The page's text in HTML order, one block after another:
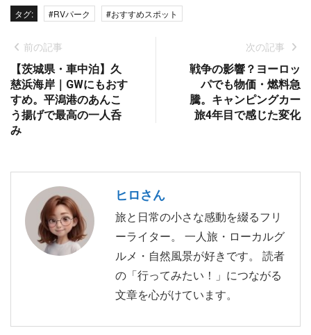
タグ: #RVパーク #おすすめスポット
前の記事
【茨城県・車中泊】久
慈浜海岸｜GWにもおす
すめ。平潟港のあんこ
う揚げで最高の一人呑
み
次の記事
戦争の影響？ヨーロッ
パでも物価・燃料急
騰。キャンピングカー
旅4年目で感じた変化
ヒロさん
旅と日常の小さな感動を綴るフリ
ーライター。 一人旅・ローカルグ
ルメ・自然風景が好きです。 読者
の「行ってみたい！」につながる
文章を心がけています。